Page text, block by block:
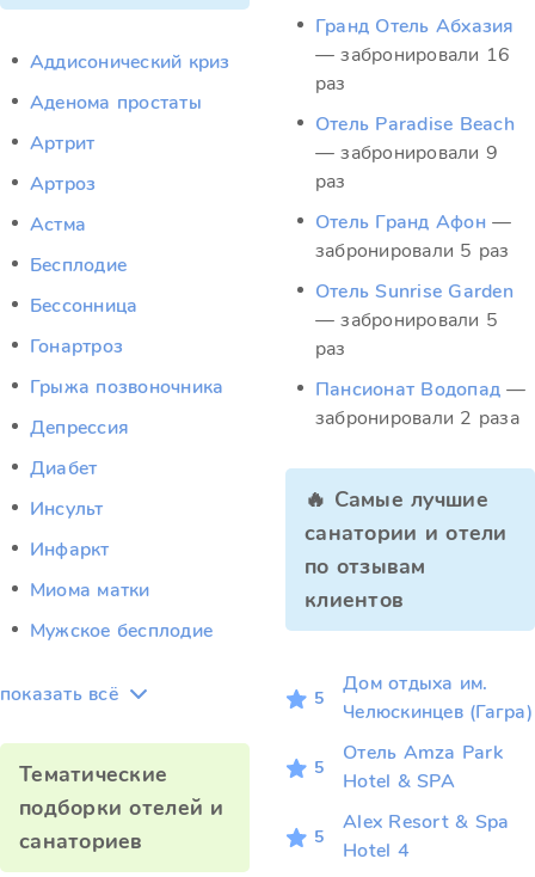
Аддисонический криз
Аденома простаты
Артрит
Артроз
Астма
Бесплодие
Бессонница
Гонартроз
Грыжа позвоночника
Депрессия
Диабет
Инсульт
Инфаркт
Миома матки
Мужское бесплодие
показать всё
Тематические
подборки отелей и
санаториев
Гранд Отель Абхазия
— забронировали 16
раз
Отель Paradise Beach
— забронировали 9
раз
Отель Гранд Афон —
забронировали 5 раз
Отель Sunrise Garden
— забронировали 5
раз
Пансионат Водопад —
забронировали 2 раза
🔥 Самые лучшие
санатории и отели
по отзывам
клиентов
5
Дом отдыха им.
Челюскинцев (Гагра)
5
Отель Amza Park
Hotel & SPA
5
Alex Resort & Spa
Hotel 4